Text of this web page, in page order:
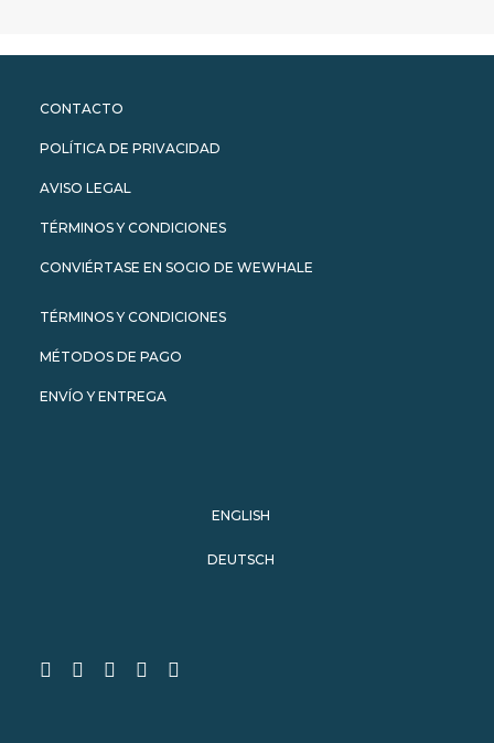
CONTACTO
POLÍTICA DE PRIVACIDAD
AVISO LEGAL
TÉRMINOS Y CONDICIONES
CONVIÉRTASE EN SOCIO DE WEWHALE
TÉRMINOS Y CONDICIONES
MÉTODOS DE PAGO
ENVÍO Y ENTREGA
ENGLISH
DEUTSCH